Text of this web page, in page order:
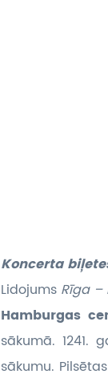
Koncerta
Lidojums Rīga –
Hamburgas
sākumā. 1241.
sākumu.